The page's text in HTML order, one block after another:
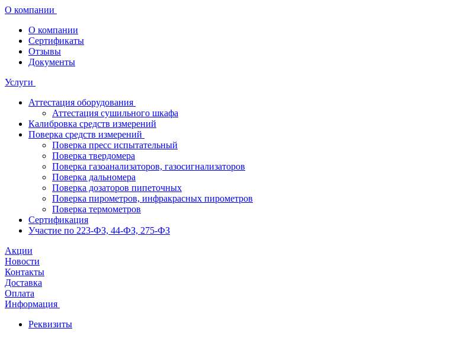
О компании
О компании
Сертификаты
Отзывы
Документы
Услуги
Аттестация оборудования
Аттестация сушильного шкафа
Калибровка средств измерений
Поверка средств измерений
Поверка пресс испытательный
Поверка твердомера
Поверка газоанализаторов, газосигнализаторов
Поверка дальномера
Поверка дозаторов пипеточных
Поверка пирометров, инфракрасных пирометров
Поверка термометров
Сертификация
Участие по 223-ФЗ, 44-ФЗ, 275-ФЗ
Акции
Новости
Контакты
Доставка
Оплата
Информация
Реквизиты